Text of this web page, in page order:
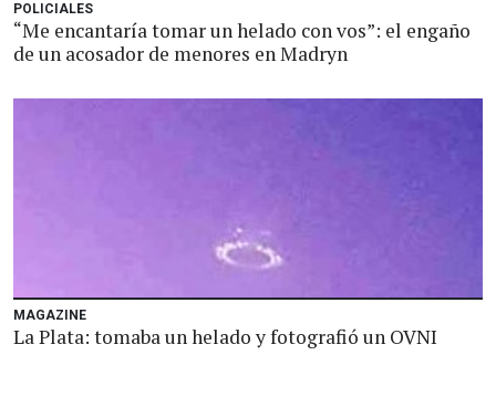
POLICIALES
“Me encantaría tomar un helado con vos”: el engaño
de un acosador de menores en Madryn
MAGAZINE
La Plata: tomaba un helado y fotografió un OVNI